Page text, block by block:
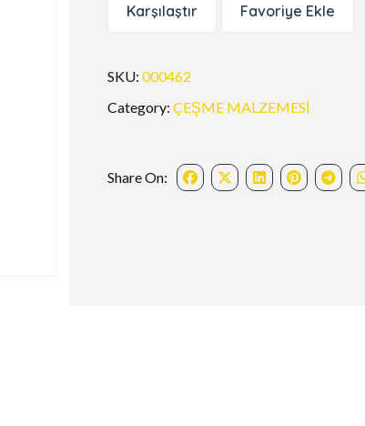
Karşılaştır Favoriye Ekle
SKU:000462
Category:ÇEŞME MALZEMESİ
Share On: